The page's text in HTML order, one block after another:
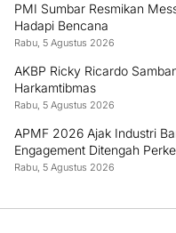
PMI Sumbar Resmikan
Hadapi Bencana
Rabu, 5 Agustus 2026
AKBP Ricky Ricardo
Harkamtibmas
Rabu, 5 Agustus 2026
APMF 2026 Ajak Industri
Engagement Ditengah
Perilaku Konsumen
Rabu, 5 Agustus 2026